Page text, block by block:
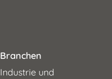
Branchen
Industrie und